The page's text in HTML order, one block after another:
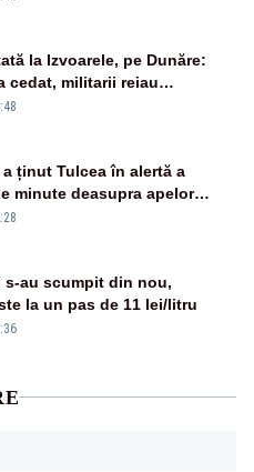
la Izvoarele, pe Dunăre:
cedat, militarii reiau
– VIDEO
a ținut Tulcea în alertă a
minute deasupra apelor
fost ridicate două F-16
s-au scumpit din nou,
la un pas de 11 lei/litru